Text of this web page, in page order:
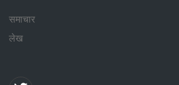
समाचार
लेख